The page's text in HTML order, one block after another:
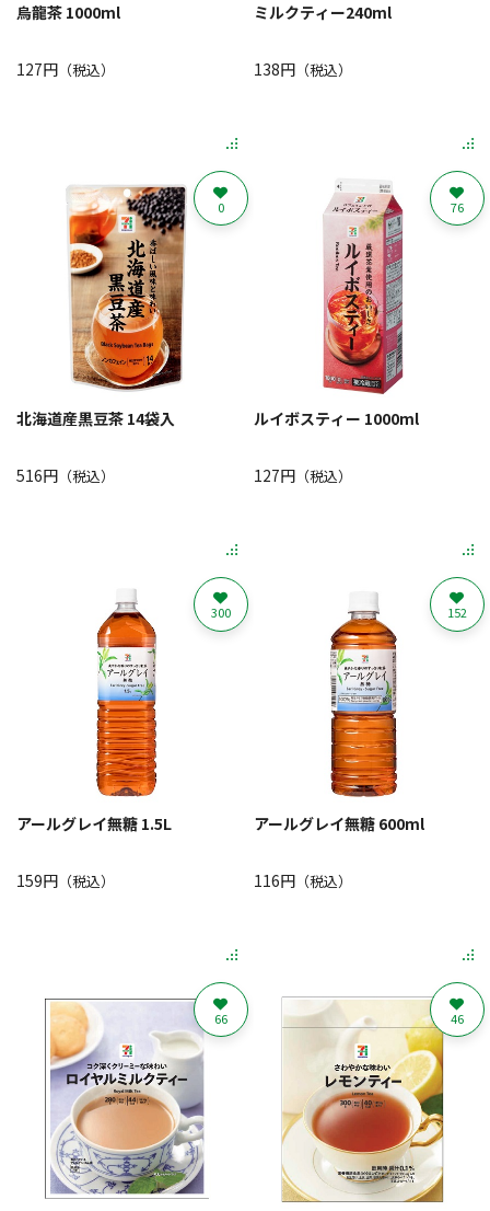
烏龍茶 1000ml
127円 （税込）
ミルクティー240ml
138円（税込）
北海道産黒豆茶 14袋入
516円 （税込）
0
ルイボスティー 1000ml
127円（税込）
76
アールグレイ無糖 1.5L
159円 （税込）
300
アールグレイ無糖 600ml
116円（税込）
152
66 46